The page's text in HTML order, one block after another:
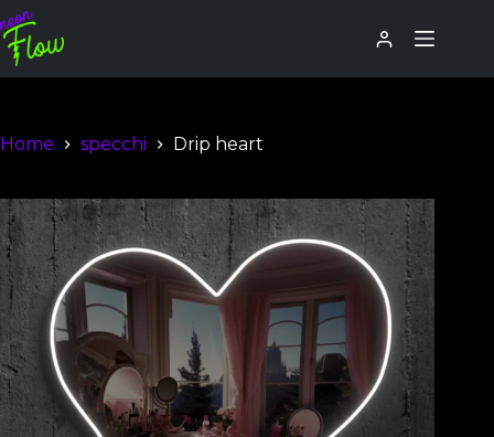
Home specchi Drip heart